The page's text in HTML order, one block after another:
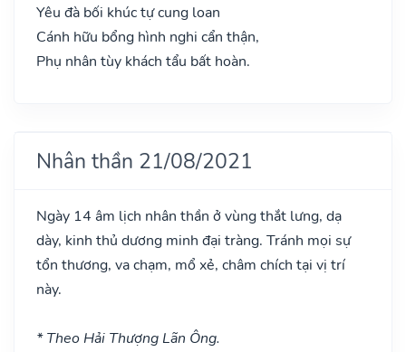
Yêu đà bối khúc tự cung loan
Cánh hữu bổng hình nghi cẩn thận,
Phụ nhân tùy khách tẩu bất hoàn.
Nhân thần 21/08/2021
Ngày 14 âm lịch nhân thần ở vùng thắt lưng, dạ
dày, kinh thủ dương minh đại tràng. Tránh mọi sự
tổn thương, va chạm, mổ xẻ, châm chích tại vị trí
này.
* Theo Hải Thượng Lãn Ông.